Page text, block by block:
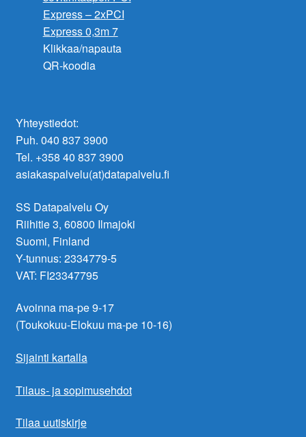
Klikkaa/napauta
QR-koodia
Yhteystiedot:
Puh. 040 837 3900
Tel. +358 40 837 3900
asiakaspalvelu(at)datapalvelu.fi
SS Datapalvelu Oy
Riihitie 3, 60800 Ilmajoki
Suomi, Finland
Y-tunnus: 2334779-5
VAT: FI23347795
Avoinna ma-pe 9-17
(Toukokuu-Elokuu ma-pe 10-16)
Sijainti kartalla
Tilaus- ja sopimusehdot
Tilaa uutiskirje